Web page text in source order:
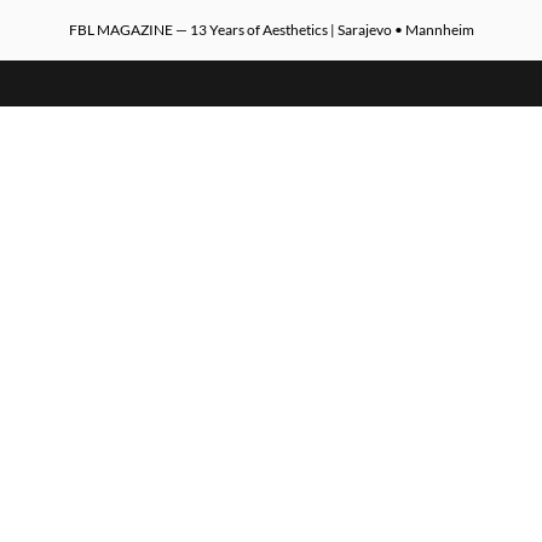
FBL MAGAZINE — 13 Years of Aesthetics | Sarajevo • Mannheim